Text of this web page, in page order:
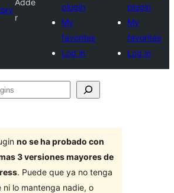
Adde
r
plugin
My
favorites
Log in
plugin
My
favorites
Log in
no se ha probado con
3 versiones mayores de
. Puede que ya no tenga
ni lo mantenga nadie, o